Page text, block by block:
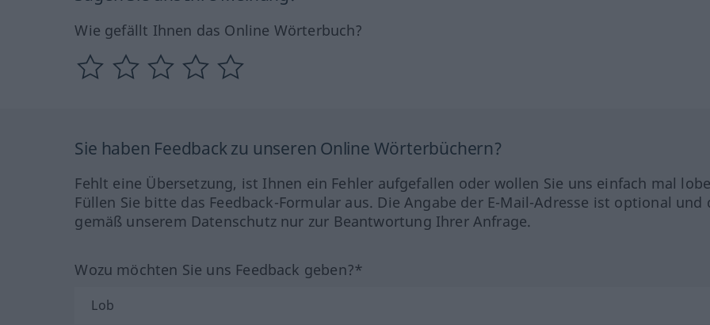
Wie gefällt Ihnen das Online Wörterbuch?
Sie haben Feedback zu unseren Online Wörterbüchern?
Fehlt eine Übersetzung, ist Ihnen ein Fehler aufgefallen oder wollen Sie uns einfach mal
Füllen Sie bitte das Feedback-Formular aus. Die Angabe der E-Mail-Adresse ist optional und
gemäß unserem Datenschutz nur zur Beantwortung Ihrer Anfrage.
Wozu möchten Sie uns Feedback geben?*